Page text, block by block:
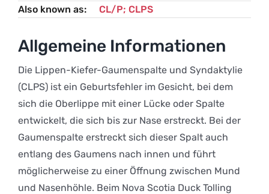
Also known as
CL/P; CLPS
Allgemeine Informationen
Die Lippen-Kiefer-Gaumenspalte und Syndaktylie
(CLPS) ist ein Geburtsfehler im Gesicht, bei dem
sich die Oberlippe mit einer Lücke oder Spalte
entwickelt, die sich bis zur Nase erstreckt. Bei der
Gaumenspalte erstreckt sich dieser Spalt auch
entlang des Gaumens nach innen und führt
möglicherweise zu einer Öffnung zwischen Mund
und Nasenhöhle. Beim Nova Scotia Duck Tolling